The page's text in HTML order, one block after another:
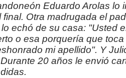
Eduardo Arolas lo
Otra madrugada el
echó de su casa: "Usted
o esa porquería que
mi apellido". Y
20 años le envió